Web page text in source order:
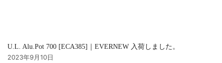
U.L. Alu.Pot 700 [ECA385]｜EVERNEW 入荷しました。
2023年9月10日